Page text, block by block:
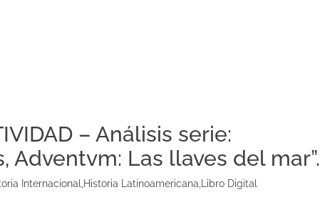
– Análisis serie:
Adventvm: Las llaves del mar”.
Internacional Historia Latinoamericana Libro Digital